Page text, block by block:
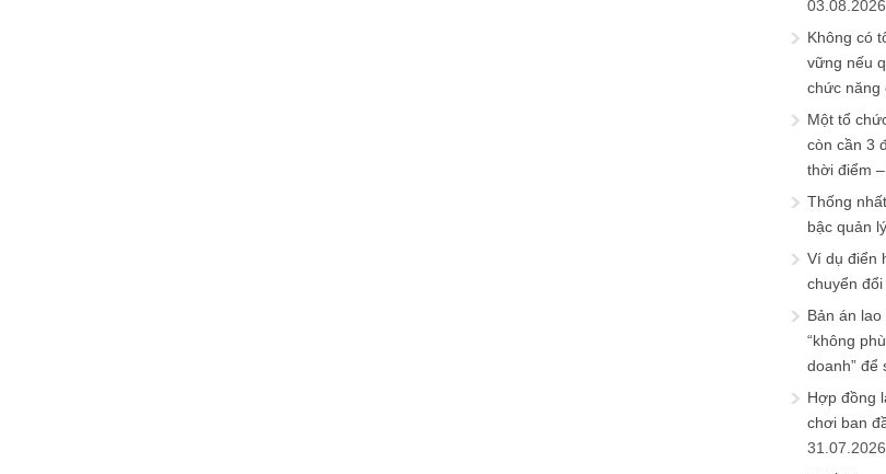
03.08.2026
Không có
vững nếu
chức năng
Một tổ
còn cần 3
thời điểm
Thống
bậc quản
Ví dụ điển
chuyển
Bản án
“không
doanh” để
Hợp đồng
chơi ban
31.07.2026